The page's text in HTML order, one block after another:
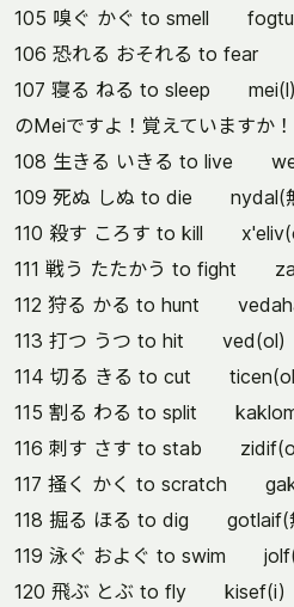
105 嗅ぐ かぐ to smell
106 恐れる おそれる to fear
107 寝る ねる to sleep
のMeiですよ！覚えていますか！
108 生きる いきる to live
109 死ぬ しぬ to die nydal(
110 殺す ころす to kill
111 戦う たたかう to fight
112 狩る かる to hunt
113 打つ うつ to hit ved(ol)
114 切る きる to cut
115 割る わる to split
116 刺す さす to stab
117 掻く かく to scratch
118 掘る ほる to dig gotlaif(
119 泳ぐ およぐ to swim
120 飛ぶ とぶ to fly kisef(i)